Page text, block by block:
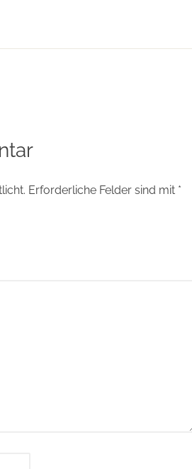
Erforderliche Felder sind mit *